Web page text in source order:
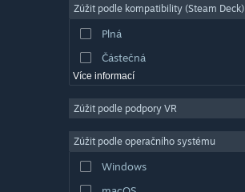
Tvorba videí
Úprava fotografií
Zúžit podle kompatibility (Steam Deck)
Plná
Částečná
Více informací
Zúžit podle podpory VR
Zúžit podle operačního systému
Windows